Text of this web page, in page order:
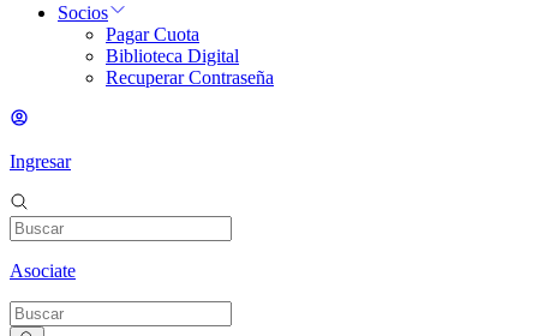
Socios
Pagar Cuota
Biblioteca Digital
Recuperar Contraseña
Ingresar
Asociate